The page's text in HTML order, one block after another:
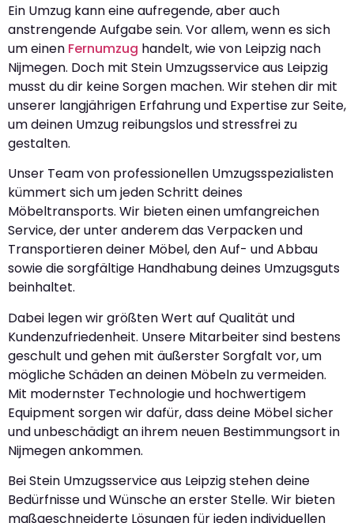
Ein Umzug kann eine aufregende, aber auch
anstrengende Aufgabe sein. Vor allem, wenn es sich
um einen Fernumzug handelt, wie von Leipzig nach
Nijmegen. Doch mit Stein Umzugsservice aus Leipzig
musst du dir keine Sorgen machen. Wir stehen dir mit
unserer langjährigen Erfahrung und Expertise zur Seite,
um deinen Umzug reibungslos und stressfrei zu
gestalten.
Unser Team von professionellen Umzugsspezialisten
kümmert sich um jeden Schritt deines
Möbeltransports. Wir bieten einen umfangreichen
Service, der unter anderem das Verpacken und
Transportieren deiner Möbel, den Auf- und Abbau
sowie die sorgfältige Handhabung deines Umzugsguts
beinhaltet.
Dabei legen wir größten Wert auf Qualität und
Kundenzufriedenheit. Unsere Mitarbeiter sind bestens
geschult und gehen mit äußerster Sorgfalt vor, um
mögliche Schäden an deinen Möbeln zu vermeiden.
Mit modernster Technologie und hochwertigem
Equipment sorgen wir dafür, dass deine Möbel sicher
und unbeschädigt an ihrem neuen Bestimmungsort in
Nijmegen ankommen.
Bei Stein Umzugsservice aus Leipzig stehen deine
Bedürfnisse und Wünsche an erster Stelle. Wir bieten
maßgeschneiderte Lösungen für jeden individuellen